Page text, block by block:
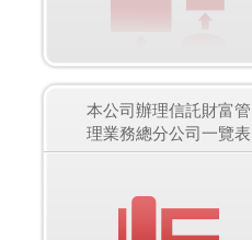
本公司辦理信託財富管
理業務總分公司一覽表